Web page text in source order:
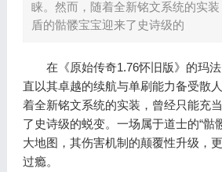
睐。然而，随着全新铭文系统的实
盾的骷髅宝宝迎来了史诗级的
在《原始传奇1.76怀旧版》的玛法
直以其卓越的续航与单刷能力备受散
着全新铭文系统的实装，曾经只能充
了史诗级的蜕变。一场属于道士的“骷
大地图，其伤害机制的颠覆性升级，
过瘾。